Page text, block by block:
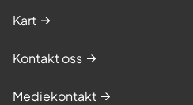
Kart
Kontakt oss
Mediekontakt